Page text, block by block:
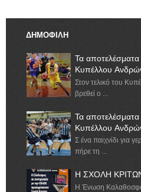
ΔΗΜΟΦΙΛΗ
Τα
Κυπέλλου
Στον τελικό του
βρεθεί ο ...
Τα
Κυπέλλου
Σ ένα παιχνίδι για
πήρε τη ...
Η ΣΧΟΛΗ ΚΡΙΤΩΝ
Η Ένωση